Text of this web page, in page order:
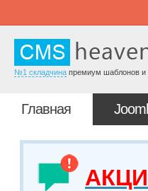
№1 складчина премиум шаблонов и
Главная